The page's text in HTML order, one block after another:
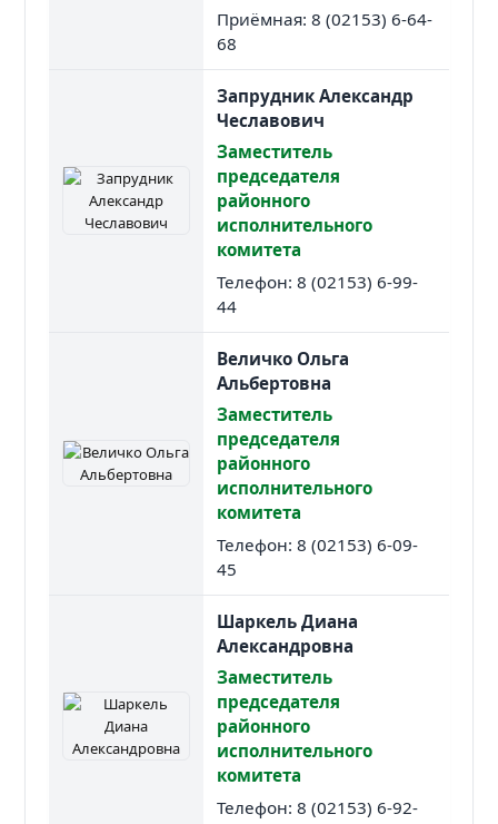
Приёмная: 8 (02153) 6-64-
68
Запрудник Александр
Чеславович
Заместитель
председателя
районного
исполнительного
комитета
Телефон: 8 (02153) 6-99-
44
Величко Ольга
Альбертовна
Заместитель
председателя
районного
исполнительного
комитета
Телефон: 8 (02153) 6-09-
45
Шаркель Диана
Александровна
Заместитель
председателя
районного
исполнительного
комитета
Телефон: 8 (02153) 6-92-